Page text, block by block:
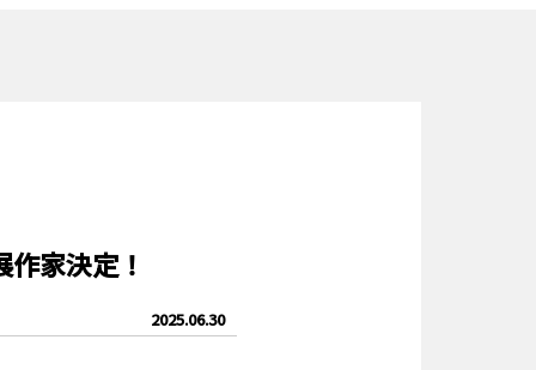
家決定！
2025.06.30